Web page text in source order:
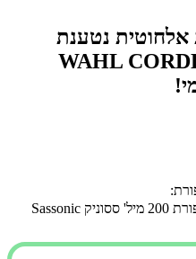
אלחוטית נטענת
WAHL
תרסיס לניקוי וחיטוי מכונות גילוח ותספורת 200 מיל' ססוניק Sassonic